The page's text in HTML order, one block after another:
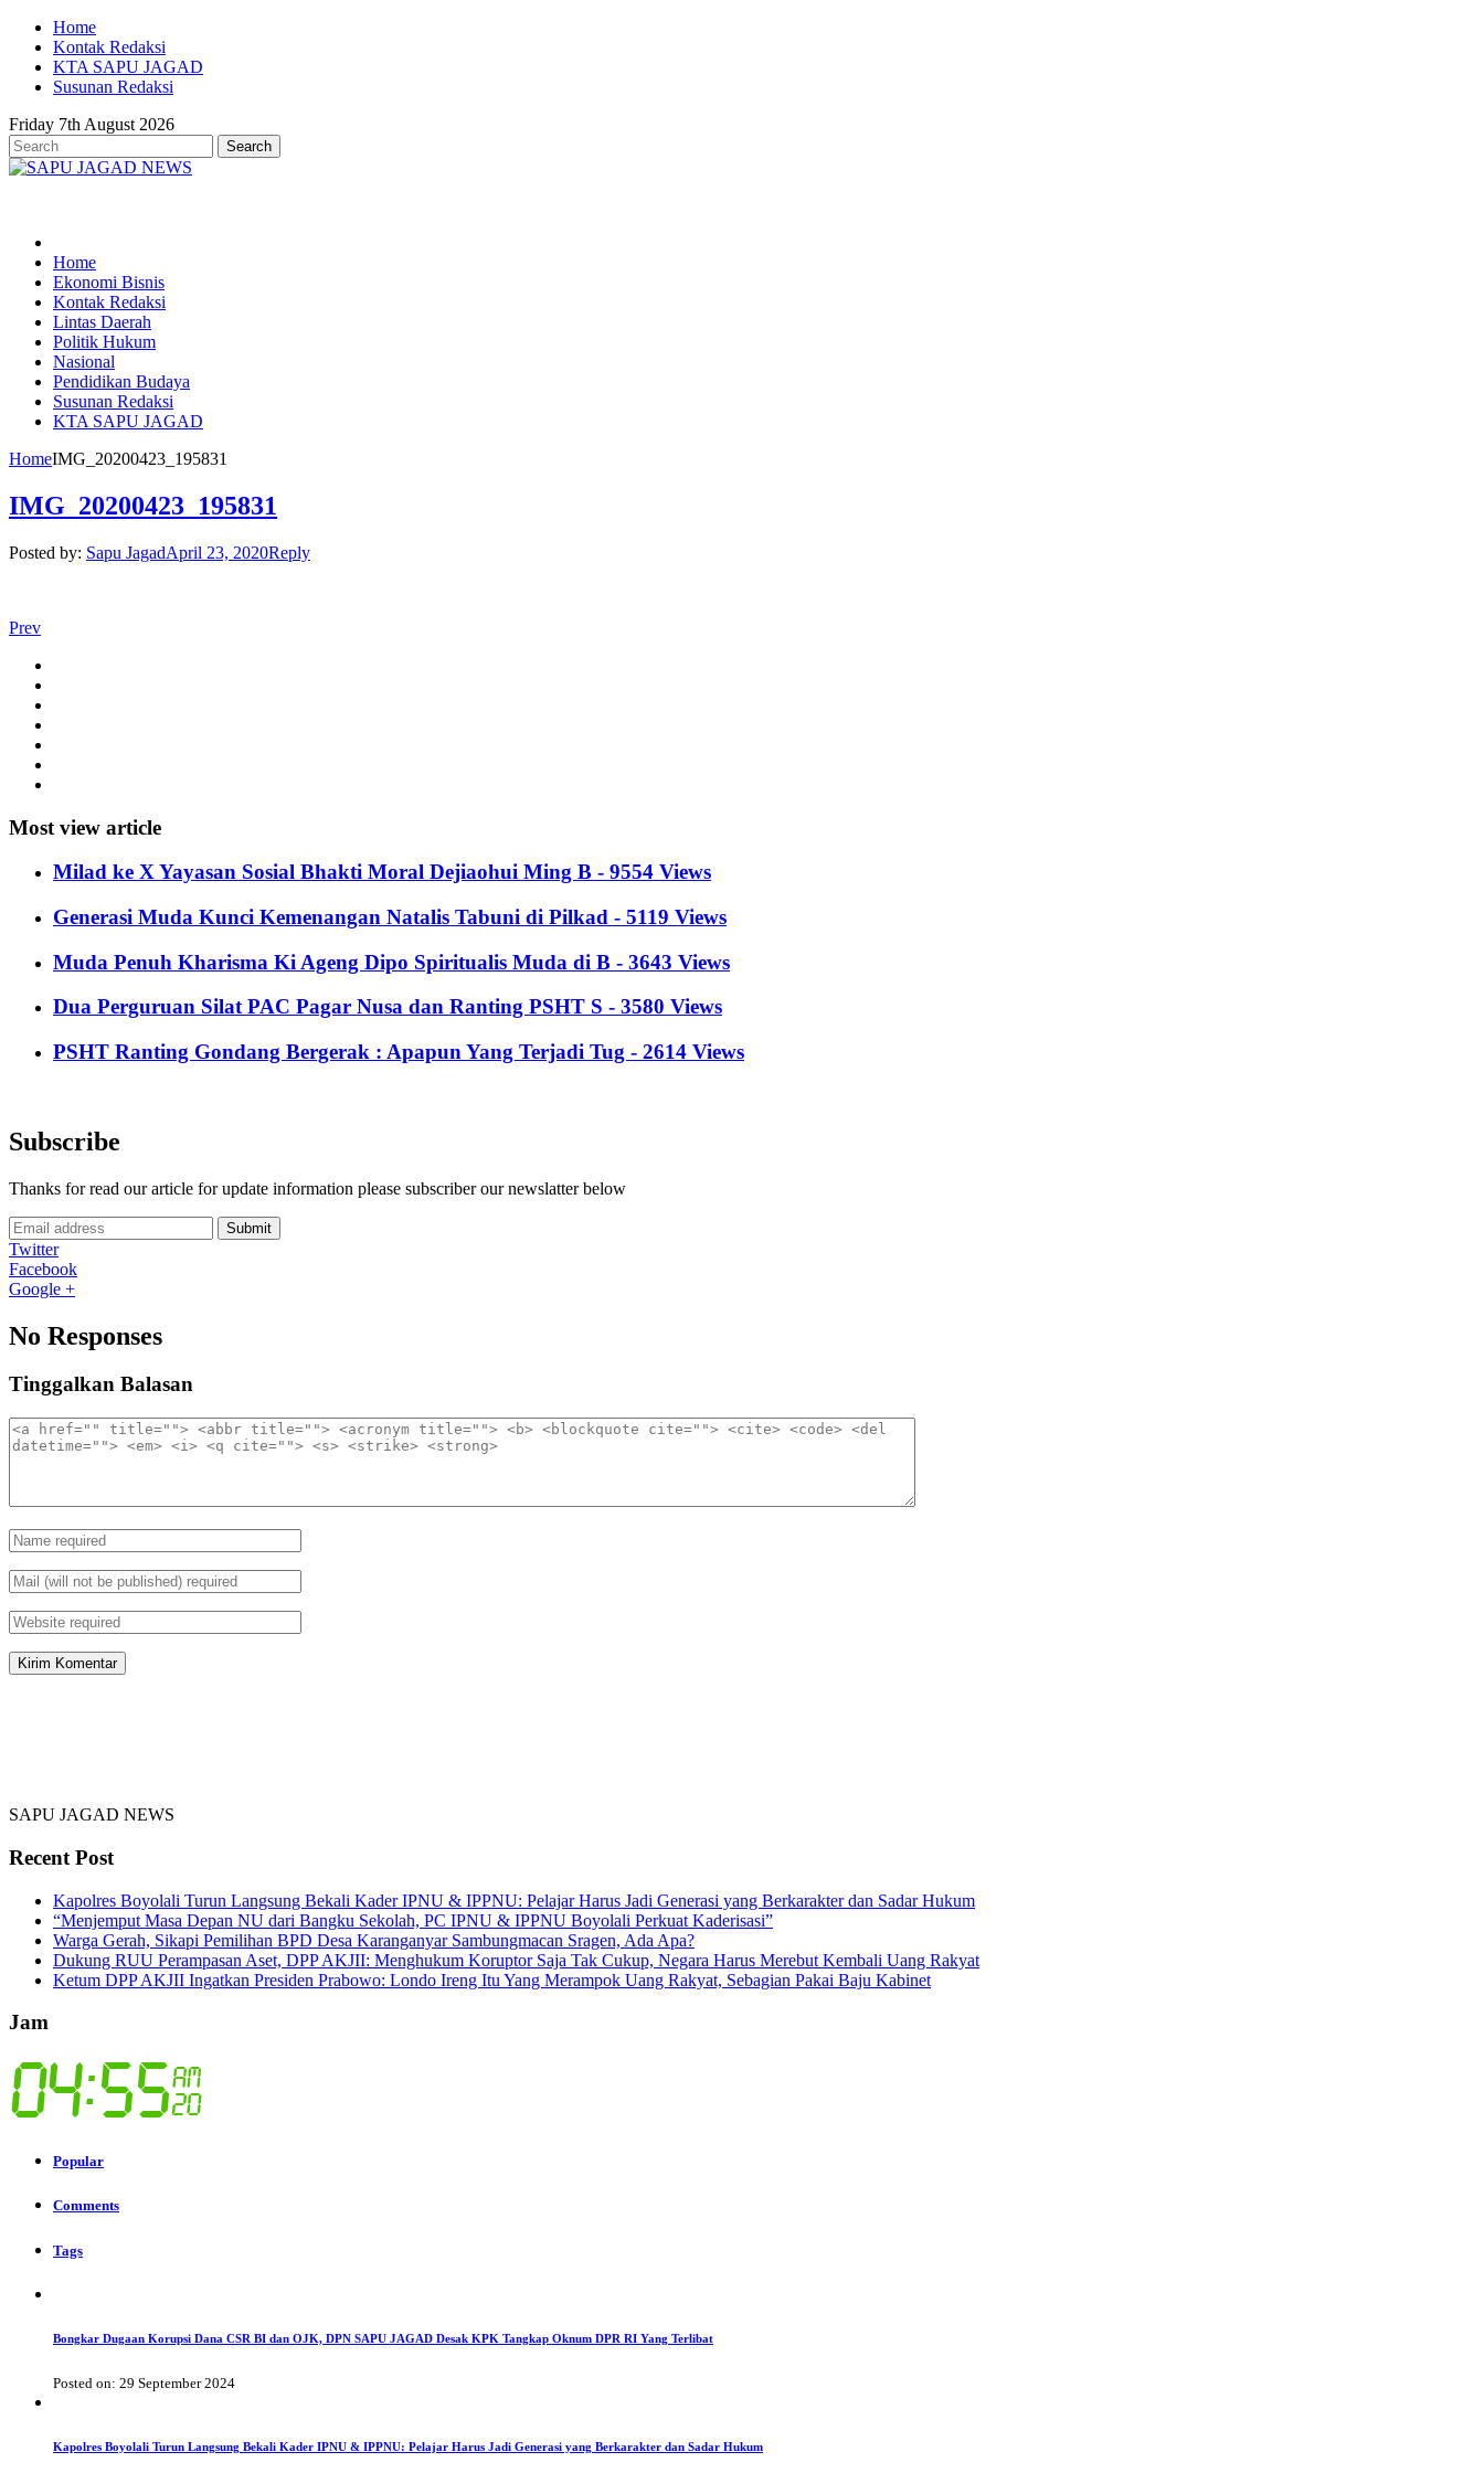
Home
Kontak Redaksi
KTA SAPU JAGAD
Susunan Redaksi
Friday 7th August 2026
Home
Ekonomi Bisnis
Kontak Redaksi
Lintas Daerah
Politik Hukum
Nasional
Pendidikan Budaya
Susunan Redaksi
KTA SAPU JAGAD
HomeIMG_20200423_195831
IMG_20200423_195831
Posted by: Sapu JagadApril 23, 2020Reply
Prev
Most view article
Milad ke X Yayasan Sosial Bhakti Moral Dejiaohui Ming B - 9554 Views
Generasi Muda Kunci Kemenangan Natalis Tabuni di Pilkad - 5119 Views
Muda Penuh Kharisma Ki Ageng Dipo Spiritualis Muda di B - 3643 Views
Dua Perguruan Silat PAC Pagar Nusa dan Ranting PSHT S - 3580 Views
PSHT Ranting Gondang Bergerak : Apapun Yang Terjadi Tug - 2614 Views
Subscribe
Thanks for read our article for update information please subscriber our newslatter below
Submit
Twitter
Facebook
Google +
No Responses
Tinggalkan Balasan
SAPU JAGAD NEWS
Recent Post
Kapolres Boyolali Turun Langsung Bekali Kader IPNU & IPPNU: Pelajar Harus Jadi Generasi yang Berkarakter dan Sadar Hukum
“Menjemput Masa Depan NU dari Bangku Sekolah, PC IPNU & IPPNU Boyolali Perkuat Kaderisasi”
Warga Gerah, Sikapi Pemilihan BPD Desa Karanganyar Sambungmacan Sragen, Ada Apa?
Dukung RUU Perampasan Aset, DPP AKJII: Menghukum Koruptor Saja Tak Cukup, Negara Harus Merebut Kembali Uang Rakyat
Ketum DPP AKJII Ingatkan Presiden Prabowo: Londo Ireng Itu Yang Merampok Uang Rakyat, Sebagian Pakai Baju Kabinet
Jam
Popular
Comments
Tags
Bongkar Dugaan Korupsi Dana CSR BI dan OJK, DPN SAPU JAGAD Desak KPK Tangkap Oknum DPR RI Yang Terlibat
Posted on: 29 September 2024
Kapolres Boyolali Turun Langsung Bekali Kader IPNU & IPPNU: Pelajar Harus Jadi Generasi yang Berkarakter dan Sadar Hukum